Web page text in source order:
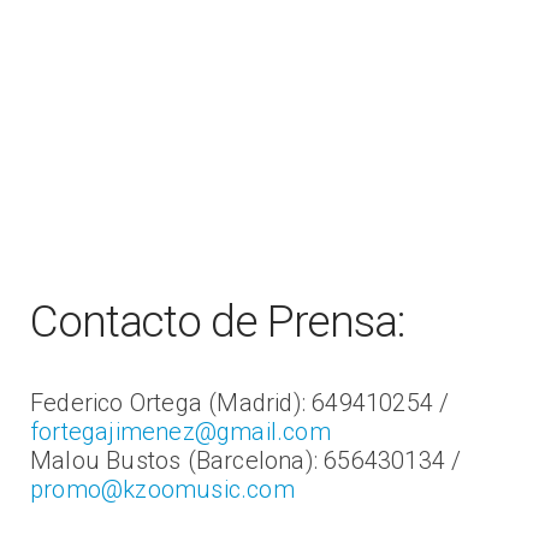
Contacto de Prensa:
Federico Ortega (Madrid): 649410254 /
fortegajimenez@gmail.com
Malou Bustos (Barcelona): 656430134 /
promo@kzoomusic.com